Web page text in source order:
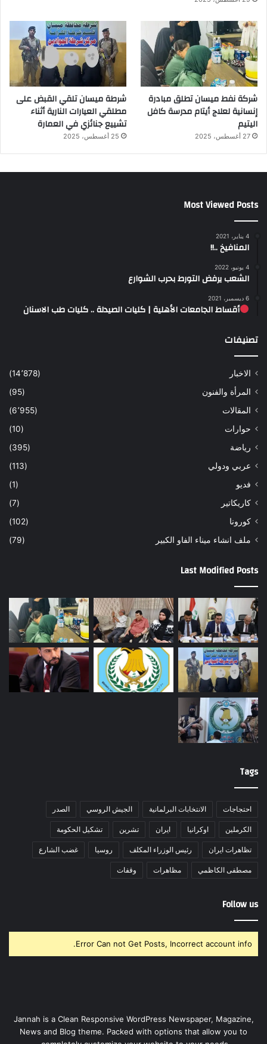
شركة نفط ميسان تطلق مبادرة
إنسانية لعلاج أيتام مدرسة كافل
اليتيم
27 أغسطس، 2025
شرطة ميسان تلقي القبض على
مطلقي العيارات النارية أثناء
تشييع جنائزي في العمارة
25 أغسطس، 2025
Most Viewed Posts
4 يناير، 2021
المنافيخ ..!!
4 يونيو، 2022
الشعب يرفض التورط بحرب الشوارع
6 ديسمبر، 2021
أقساط الجامعات الأهلية | كليات الصيدلة .. كليات طب الاسنان
تصنيفات
الاخبار
(14٬878)
المرأة والفنون
(95)
المقالات
(6٬955)
حوارات
(10)
رياضة
(395)
عربي ودولي
(113)
فديو
(1)
كاريكاتير
(7)
كورونا
(102)
ملف انشاء ميناء الفاو الكبير
(79)
Last Modified Posts
Tags
احتجاجات الانتخابات البرلمانية الجيش الروسي الصدر
الكرملين اوكرانيا ايران تشرين تشكيل الحكومة
تظاهرات ايران رئيس الوزراء المكلف روسيا غضب الشارع
مصطفى الكاظمي مظاهرات وقفات
Follow us
Error Can not Get Posts, Incorrect account info.
Jannah is a Clean Responsive WordPress Newspaper, Magazine,
News and Blog theme. Packed with options that allow you to